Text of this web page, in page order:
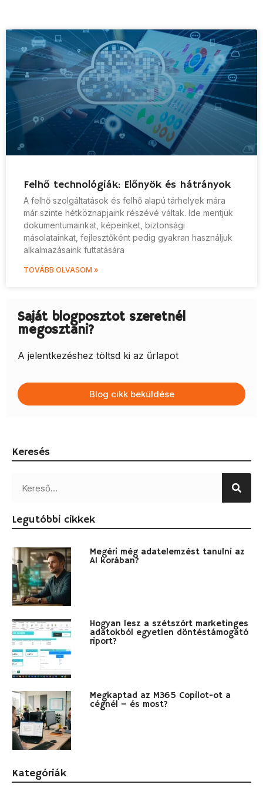
Felhő technológiák: Előnyök és hátrányok
A felhő szolgáltatások és felhő alapú tárhelyek mára
már szinte hétköznapjaink részévé váltak. Ide mentjük
dokumentumainkat, képeinket, biztonsági
másolatainkat, fejlesztőként pedig gyakran használjuk
alkalmazásaink futtatására
TOVÁBB OLVASOM »
Saját blogposztot szeretnél
megosztani?
A jelentkezéshez töltsd ki az űrlapot
Blog cikk beküldése
Keresés
Legutóbbi cikkek
Megéri még adatelemzést tanulni az
AI korában?
Hogyan lesz a szétszórt marketinges
adatokból egyetlen döntéstámogató
riport?
Megkaptad az M365 Copilot-ot a
cégnél – és most?
Kategóriák